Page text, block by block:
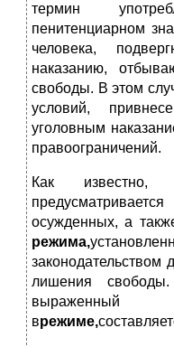
термин
пенитенциарном
человека,
наказанию,
свободы. В этом
условий,
уголовным
правоограничений.
Как известно,
осужденных, а
режима,
законодательством
лишения свободы.
выраженный
врежиме,составляет